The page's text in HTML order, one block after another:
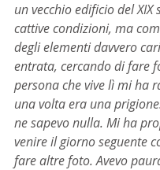
un vecchio edificio del XIX
cattive condizioni, ma
degli elementi davvero
entrata, cercando di fare
persona che vive lì mi ha
una volta era una
ne sapevo nulla. Mi ha
venire il giorno seguente
fare altre foto. Avevo